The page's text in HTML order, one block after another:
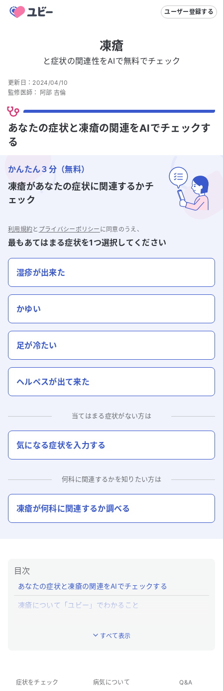
ユーザー登録する
凍瘡
と症状の関連性をAIで無料でチェック
更新日： 2024/04/10
監修医師： 阿部 吉倫
あなたの症状と凍瘡の関連をAIでチェックす
る
かんたん３分（無料）
凍瘡があなたの症状に関連するかチ
ェック
利用規約と プライバシーポリシー に同意のうえ、
最もあてはまる症状を1つ選択してください
湿疹が出来た
かゆい
足が冷たい
ヘルペスが出て来た
当てはまる症状がない方は
気になる症状を入力する
何科に関連するかを知りたい方は
凍瘡が何科に関連するか調べる
目次
あなたの症状と凍瘡の関連をAIでチェックする
凍瘡について「ユビー」でわかること
凍瘡の専門医がいる近くの病院はありますか？
すべて表示
症状をチェック 病気について Q&A